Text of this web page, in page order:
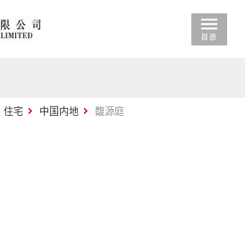
住宅 中国内地 馥源庭